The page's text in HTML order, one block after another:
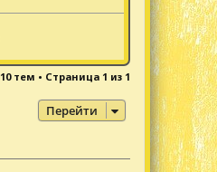
10 тем • Страница 1 из 1
Перейти